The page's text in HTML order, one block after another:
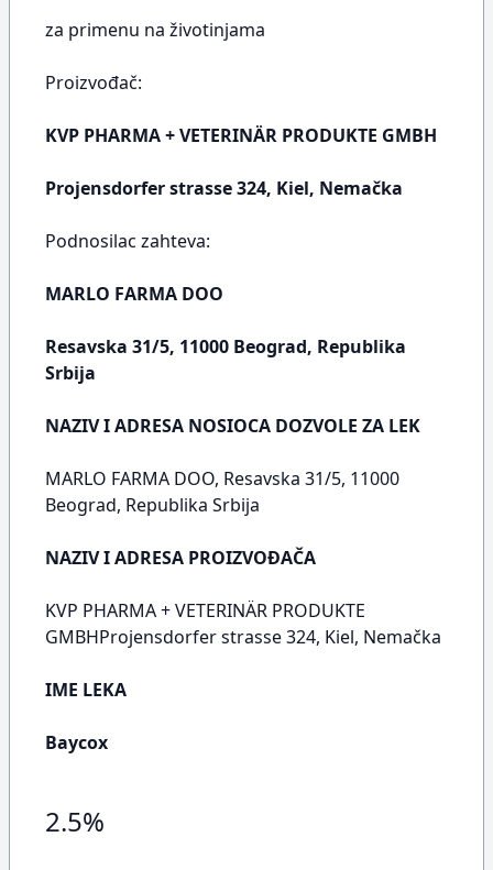
za primenu na životinjama
Proizvođač:
KVP PHARMA + VETERINÄR PRODUKTE GMBH
Projensdorfer strasse 324, Kiel, Nemačka
Podnosilac zahteva:
MARLO FARMA DOO
Resavska 31/5, 11000 Beograd, Republika
Srbija
NAZIV I ADRESA NOSIOCA DOZVOLE ZA LEK
MARLO FARMA DOO, Resavska 31/5, 11000
Beograd, Republika Srbija
NAZIV I ADRESA PROIZVOĐAČA
KVP PHARMA + VETERINÄR PRODUKTE
GMBHProjensdorfer strasse 324, Kiel, Nemačka
IME LEKA
Baycox
2.5%